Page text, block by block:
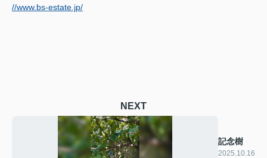
//www.bs-estate.jp/
NEXT
記念樹
2025.10.16